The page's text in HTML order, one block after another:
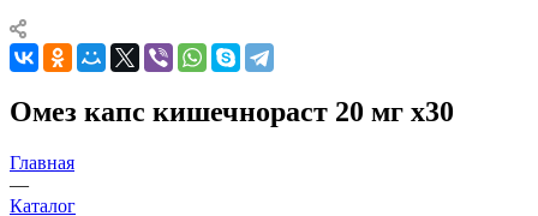
Омез капс кишечнораст 20 мг х30
Главная
—
Каталог